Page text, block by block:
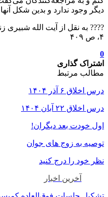
دیگر وجود ندارد و بدین شکل
???? به نقل از آیت الله شبیری
۴، ص ۴۰۹
0
اشتراک گذاری
مطالب مرتبط
درس اخلاق ۶ آذر ۱۴۰۴
درس اخلاق ۲۲ آبان ۱۴۰۴
اول خودت بعد دیگران!
توصیه به زوج های جوان
نظر خود را درج کنید
آخرین اخبار